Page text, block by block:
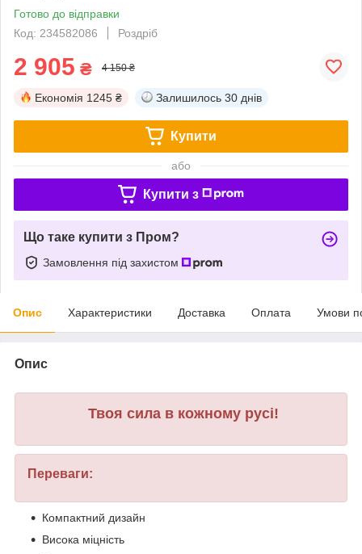
Готово до відправки
Код: 234582086
Роздріб
2 905 ₴ 4 150 ₴
Економія 1245 ₴ Залишилось 30 днів
Купити
або
Купити з
Що таке купити з Пром?
Замовлення під захистом
Опис Характеристики Доставка Оплата Умови
Опис
Твоя сила в кожному русі!
Переваги:
Компактний дизайн
Висока міцність